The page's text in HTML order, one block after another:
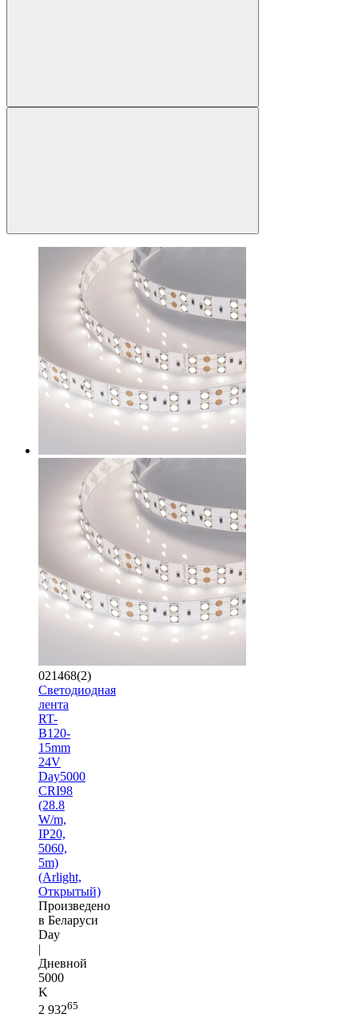
021468(2)
Светодиодная
лента
RT-
B120-
15mm
24V
Day5000
CRI98
(28.8
W/m,
IP20,
5060,
5m)
(Arlight,
Открытый)
Произведено
в Беларуси
Day
|
Дневной
5000
K
2 93265